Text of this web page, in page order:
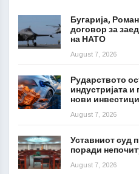
Бугарија,
договор за
на НАТО
August 7, 2026
Рударството
индустријата и
нови
August 7, 2026
Уставниот суд
поради
August 7, 2026